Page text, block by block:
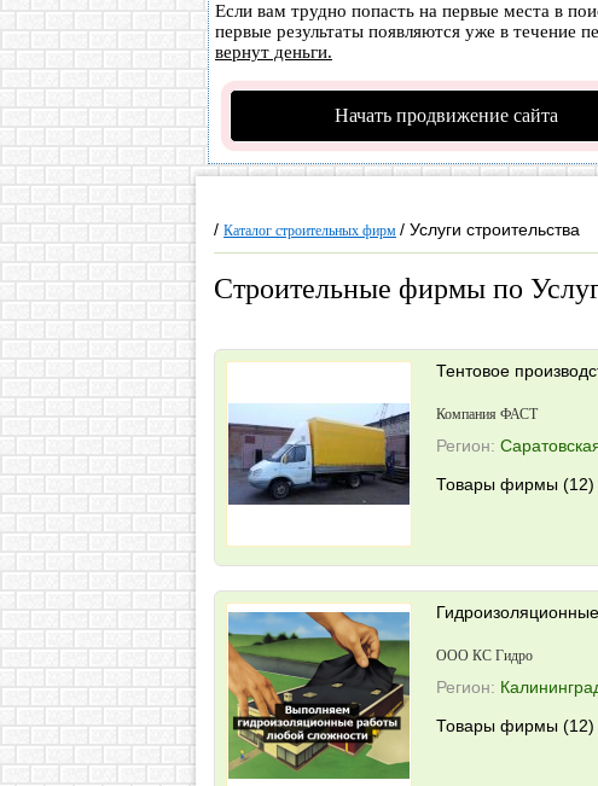
Если вам трудно попасть на первые места в
первые результаты появляются уже в течение
вернут деньги.
Начать продвижение сайта
/ Каталог строительных фирм / Услуги строительства
Строительные фирмы по
Тентовое
Компания ФАСТ
Регион:
Товары фирмы (12)
ООО КС Гидро
Регион:
Товары фирмы (12)